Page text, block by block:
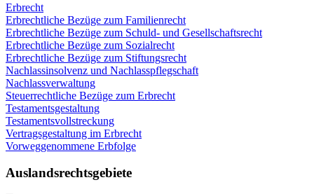
Erbrecht
Erbrechtliche Bezüge zum Familienrecht
Erbrechtliche Bezüge zum Schuld- und Gesellschaftsrecht
Erbrechtliche Bezüge zum Sozialrecht
Erbrechtliche Bezüge zum Stiftungsrecht
Nachlassinsolvenz und Nachlasspflegschaft
Nachlassverwaltung
Steuerrechtliche Bezüge zum Erbrecht
Testamentsgestaltung
Testamentsvollstreckung
Vertragsgestaltung im Erbrecht
Vorweggenommene Erbfolge
Auslandsrechtsgebiete